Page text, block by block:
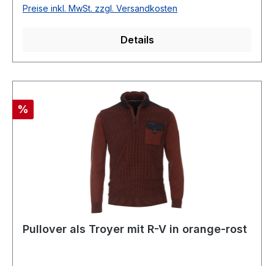
Preise inkl. MwSt. zzgl. Versandkosten
Details
Rabatt
%
Pullover als Troyer mit R-V in orange-rost